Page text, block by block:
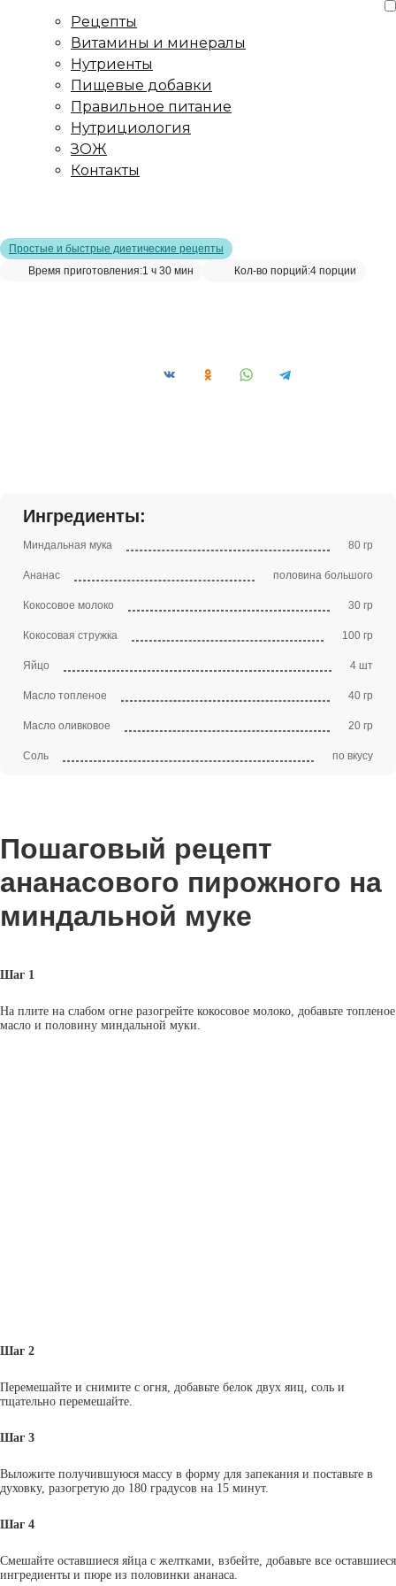
Рецепты
Витамины и минералы
Нутриенты
Пищевые добавки
Правильное питание
Нутрициология
ЗОЖ
Контакты
Простые и быстрые диетические рецепты
Время приготовления:1 ч 30 мин Кол-во порций:4 порции
Ингредиенты:
Миндальная мука 80 гр
Ананас половина большого
Кокосовое молоко 30 гр
Кокосовая стружка 100 гр
Яйцо 4 шт
Масло топленое 40 гр
Масло оливковое 20 гр
Соль по вкусу
Пошаговый рецепт
ананасового пирожного на
миндальной муке
Шаг 1
На плите на слабом огне разогрейте кокосовое молоко, добавьте топленое
масло и половину миндальной муки.
Шаг 2
Перемешайте и снимите с огня, добавьте белок двух яиц, соль и
тщательно перемешайте.
Шаг 3
Выложите получившуюся массу в форму для запекания и поставьте в
духовку, разогретую до 180 градусов на 15 минут.
Шаг 4
Смешайте оставшиеся яйца с желтками, взбейте, добавьте все оставшиеся
ингредиенты и пюре из половинки ананаса.